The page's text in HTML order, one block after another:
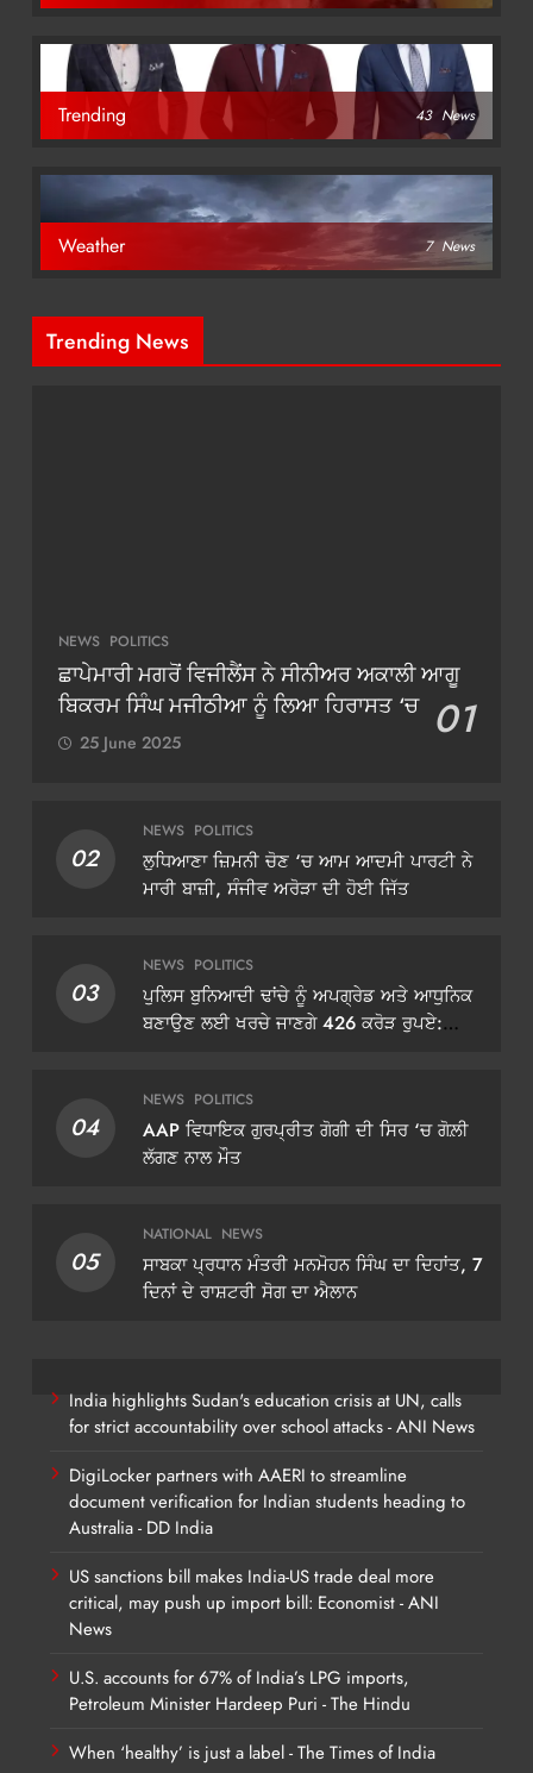
Trending 43 News
Weather 7 News
Trending News
NEWS POLITICS
ਛਾਪੇਮਾਰੀ ਮਗਰੋਂ ਵਿਜੀਲੈਂਸ ਨੇ ਸੀਨੀਅਰ ਅਕਾਲੀ ਆਗੂ
ਬਿਕਰਮ ਸਿੰਘ ਮਜੀਠੀਆ ਨੂੰ ਲਿਆ ਹਿਰਾਸਤ ‘ਚ 01
25 June 2025
02
NEWS POLITICS
ਲੁਧਿਆਣਾ ਜ਼ਿਮਨੀ ਚੋਣ ‘ਚ ਆਮ ਆਦਮੀ ਪਾਰਟੀ ਨੇ
ਮਾਰੀ ਬਾਜ਼ੀ, ਸੰਜੀਵ ਅਰੋੜਾ ਦੀ ਹੋਈ ਜਿੱਤ
03
NEWS POLITICS
ਪੁਲਿਸ ਬੁਨਿਆਦੀ ਢਾਂਚੇ ਨੂੰ ਅਪਗ੍ਰੇਡ ਅਤੇ ਆਧੁਨਿਕ
ਬਣਾਉਣ ਲਈ ਖਰਚੇ ਜਾਣਗੇ 426 ਕਰੋੜ ਰੁਪਏ:
04
NEWS POLITICS
AAP ਵਿਧਾਇਕ ਗੁਰਪ੍ਰੀਤ ਗੋਗੀ ਦੀ ਸਿਰ ‘ਚ ਗੋਲ਼ੀ
ਲੱਗਣ ਨਾਲ ਮੌਤ
05
NATIONAL NEWS
ਸਾਬਕਾ ਪ੍ਰਧਾਨ ਮੰਤਰੀ ਮਨਮੋਹਨ ਸਿੰਘ ਦਾ ਦਿਹਾਂਤ, 7
ਦਿਨਾਂ ਦੇ ਰਾਸ਼ਟਰੀ ਸੋਗ ਦਾ ਐਲਾਨ
India highlights Sudan's education crisis at UN, calls
for strict accountability over school attacks - ANI News
DigiLocker partners with AAERI to streamline
document verification for Indian students heading to
Australia - DD India
US sanctions bill makes India-US trade deal more
critical, may push up import bill: Economist - ANI
News
U.S. accounts for 67% of India’s LPG imports,
Petroleum Minister Hardeep Puri - The Hindu
When ‘healthy’ is just a label - The Times of India